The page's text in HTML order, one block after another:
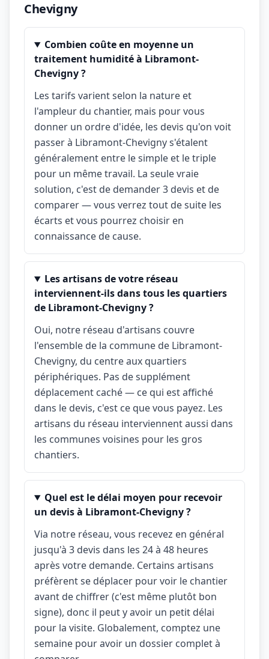
Chevigny
Combien coûte en moyenne un
traitement humidité à Libramont-
Chevigny ?
Les tarifs varient selon la nature et
l'ampleur du chantier, mais pour vous
donner un ordre d'idée, les devis qu'on voit
passer à Libramont-Chevigny s'étalent
généralement entre le simple et le triple
pour un même travail. La seule vraie
solution, c'est de demander 3 devis et de
comparer — vous verrez tout de suite les
écarts et vous pourrez choisir en
connaissance de cause.
Les artisans de votre réseau
interviennent-ils dans tous les quartiers
de Libramont-Chevigny ?
Oui, notre réseau d'artisans couvre
l'ensemble de la commune de Libramont-
Chevigny, du centre aux quartiers
périphériques. Pas de supplément
déplacement caché — ce qui est affiché
dans le devis, c'est ce que vous payez. Les
artisans du réseau interviennent aussi dans
les communes voisines pour les gros
chantiers.
Quel est le délai moyen pour recevoir
un devis à Libramont-Chevigny ?
Via notre réseau, vous recevez en général
jusqu'à 3 devis dans les 24 à 48 heures
après votre demande. Certains artisans
préfèrent se déplacer pour voir le chantier
avant de chiffrer (c'est même plutôt bon
signe), donc il peut y avoir un petit délai
pour la visite. Globalement, comptez une
semaine pour avoir un dossier complet à